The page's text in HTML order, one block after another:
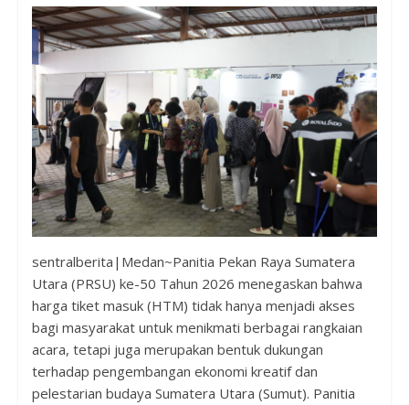
sentralberita|Medan~Panitia Pekan Raya Sumatera
Utara (PRSU) ke-50 Tahun 2026 menegaskan bahwa
harga tiket masuk (HTM) tidak hanya menjadi akses
bagi masyarakat untuk menikmati berbagai rangkaian
acara, tetapi juga merupakan bentuk dukungan
terhadap pengembangan ekonomi kreatif dan
pelestarian budaya Sumatera Utara (Sumut). Panitia